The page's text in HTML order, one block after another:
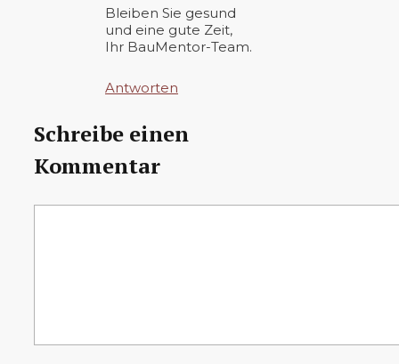
Bleiben Sie gesund
und eine gute Zeit,
Ihr BauMentor-Team.
Antworten
Schreibe einen
Kommentar